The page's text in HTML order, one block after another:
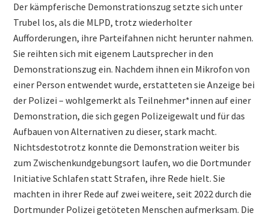
Der kämpferische Demonstrationszug setzte sich unter
Trubel los, als die MLPD, trotz wiederholter
Aufforderungen, ihre Parteifahnen nicht herunter nahmen.
Sie reihten sich mit eigenem Lautsprecher in den
Demonstrationszug ein. Nachdem ihnen ein Mikrofon von
einer Person entwendet wurde, erstatteten sie Anzeige bei
der Polizei – wohlgemerkt als Teilnehmer*innen auf einer
Demonstration, die sich gegen Polizeigewalt und für das
Aufbauen von Alternativen zu dieser, stark macht.
Nichtsdestotrotz konnte die Demonstration weiter bis
zum Zwischenkundgebungsort laufen, wo die Dortmunder
Initiative Schlafen statt Strafen, ihre Rede hielt. Sie
machten in ihrer Rede auf zwei weitere, seit 2022 durch die
Dortmunder Polizei getöteten Menschen aufmerksam. Die